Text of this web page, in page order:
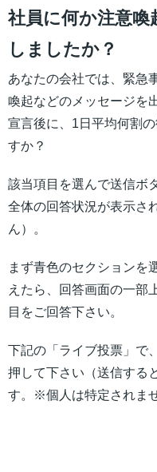
社員に何か注意
しましたか？
あなたの会社では、緊急
喚起などのメッセージ
宣言後に、1日平均何割
すか？
該当項目を選んで送信ボ
全体の回答状況が表示さ
ん）。
まず青色のセクションを
えたら、回答画面の一部
目をご回答下さい。
下記の「ライブ投票」で
押して下さい（送信する
す。※個人は特定されま